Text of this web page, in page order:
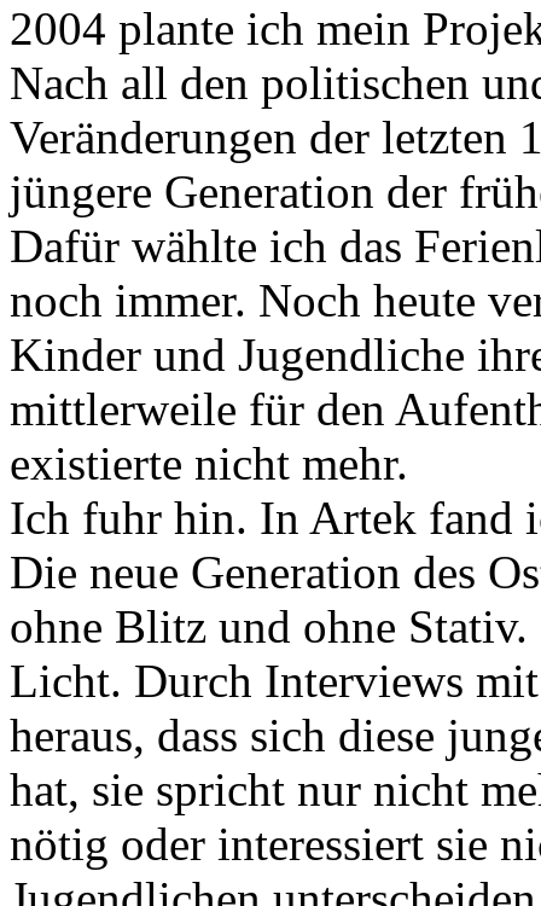
2004 plante ich mein
Nach all den politischen
Veränderungen der letzten
jüngere Generation der
Dafür wählte ich das
noch immer. Noch heute
Kinder und Jugendliche
mittlerweile für den
existierte nicht mehr.
Ich fuhr hin. In Artek fand
Die neue Generation des
ohne Blitz und ohne
Licht. Durch Interviews
heraus, dass sich diese
hat, sie spricht nur nicht
nötig oder interessiert sie